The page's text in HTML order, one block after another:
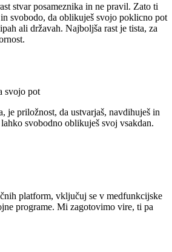
stvar posameznika in ne pravil. Zato ti
svobodo, da oblikuješ svojo poklicno pot
ali državah. Najboljša rast je tista, za
svojo pot
je priložnost, da ustvarjaš, navdihuješ in
svobodno oblikuješ svoj vsakdan.
platform, vključuj se v medfunkcijske
programe. Mi zagotovimo vire, ti pa